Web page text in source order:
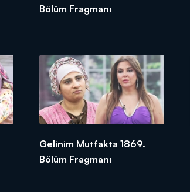
Bölüm Fragmanı
Gelinim Mutfakta 1869.
Bölüm Fragmanı